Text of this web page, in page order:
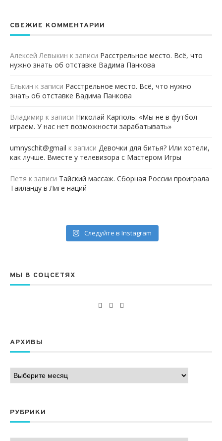
СВЕЖИЕ КОММЕНТАРИИ
Алексей Левыкин к записи Расстрельное место. Всё, что
нужно знать об отставке Вадима Панкова
Елькин к записи Расстрельное место. Всё, что нужно
знать об отставке Вадима Панкова
Владимир к записи Николай Карполь: «Мы не в футбол
играем. У нас нет возможности зарабатывать»
umnyschit@gmail к записи Девочки для битья? Или хотели,
как лучше. Вместе у телевизора с Мастером Игры
Петя к записи Тайский массаж. Сборная России проиграла
Таиланду в Лиге наций
Следуйте в Instagram
МЫ В СОЦСЕТЯХ
АРХИВЫ
РУБРИКИ